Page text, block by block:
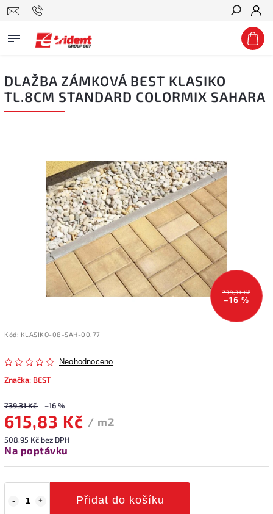
Hledat
DLAŽBA ZÁMKOVÁ BEST KLASIKO
TL.8CM STANDARD COLORMIX SAHARA
739,31 Kč
–16 %
Kód: KLASIKO-08-SAH-00.77
Neohodnoceno
Značka: BEST
739,31 Kč –16 %
615,83 Kč / m2
508,95 Kč bez DPH
Na poptávku
Přidat do košíku